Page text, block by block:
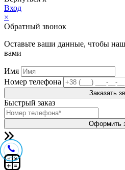
Вход
×
Обратный звонок
Оставьте ваши данные, чтобы
вами
Имя
Номер телефона
Заказать
Быстрый заказ
Оформить